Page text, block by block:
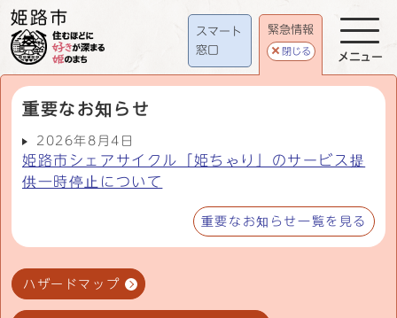
スマート
窓口
緊急情報
閉じる
重要なお知らせ
2026年8月4日
姫路市シェアサイクル「姫ちゃり」のサービス提
供一時停止について
重要なお知らせ一覧を見る
ハザードマップ
メニュー